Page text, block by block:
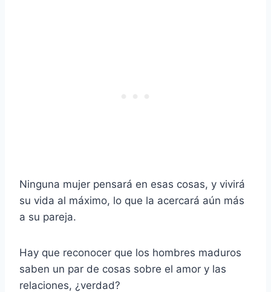
Ninguna mujer pensará en esas cosas, y vivirá
su vida al máximo, lo que la acercará aún más
a su pareja.
Hay que reconocer que los hombres maduros
saben un par de cosas sobre el amor y las
relaciones, ¿verdad?